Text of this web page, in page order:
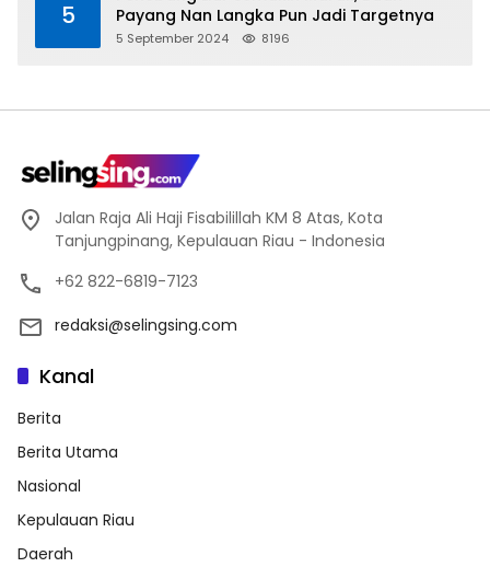
5
Payang Nan Langka Pun Jadi Targetnya
5 September 2024 8196
Jalan Raja Ali Haji Fisabilillah KM 8 Atas, Kota
Tanjungpinang, Kepulauan Riau - Indonesia
+62 822-6819-7123
redaksi@selingsing.com
Kanal
Berita
Berita Utama
Nasional
Kepulauan Riau
Daerah